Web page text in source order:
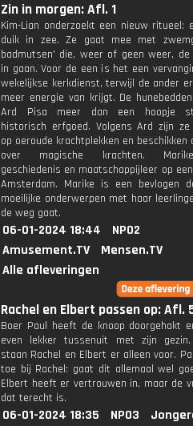
Zin in morgen: Afl. 1
Kim-Lian onderzoekt een nieuw ritueel:
duik in zee. Ze gaat mee met
badmutsen' die, weer of geen weer, de
in gaan. Voor de een is het een
wekelijkse kerkdienst, terwijl de ander
meer energie van krijgt. De
Ard Pisa meer dan een hoopje
historisch erfgoed. Volgens Ard zijn ze
op oeroude krachtplekken en beschikken
over magische krachten.
geschiedenis en maatschappijleer op
Amsterdam. Marike is een bevlogen
moeilijke onderwerpen met haar
de weg gaat.
06-01-2024 18:44
NPO2
Amusement.TV
Mensen.TV
Alle afleveringen
Rachel en Elbert passen op: Afl.
Boer Paul heeft de knoop doorgehakt
even lekker tussenuit met zijn gezin.
staan Rachel en Elbert er alleen voor.
toe bij Rachel: gaat dit allemaal wel
Elbert heeft er vertrouwen in, maar de
dat terecht is.
06-01-2024 18:35 NPO3